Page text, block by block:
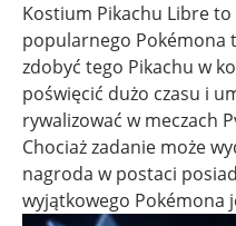
Kostium Pikachu Libre
popularnego Pokémona
zdobyć tego Pikachu w
poświęcić dużo czasu i
rywalizować w meczach
Chociaż zadanie może
nagroda w postaci
wyjątkowego Pokémona